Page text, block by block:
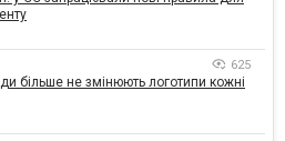
625
більше не змінюють логотипи кожні